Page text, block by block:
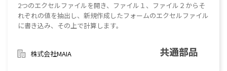
2つのエクセルファイルを開き、ファイル１、ファイル２からそ
れぞれの値を抽出し、新規作成したフォームのエクセルファイル
に書き込み、その上で計算します。
株式会社MAIA